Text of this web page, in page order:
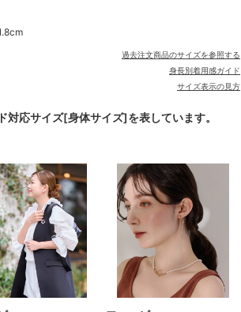
過去注文商品のサイズを参照する
身長別着用感ガイド
サイズ表示の見方
応サイズ[身体サイズ]を表しています。